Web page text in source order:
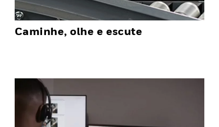
Caminhe, olhe e escute